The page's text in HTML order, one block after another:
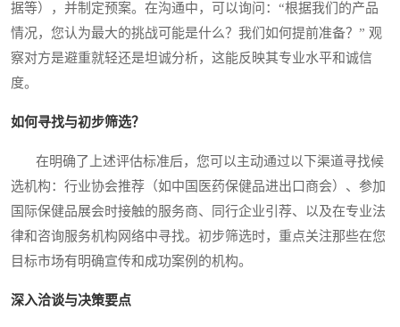
据等），并制定预案。在沟通中，可以询问：“根据我们的产品
情况，您认为最大的挑战可能是什么？我们如何提前准备？” 观
察对方是避重就轻还是坦诚分析，这能反映其专业水平和诚信
度。
如何寻找与初步筛选？
在明确了上述评估标准后，您可以主动通过以下渠道寻找候
选机构：行业协会推荐（如中国医药保健品进出口商会）、参加
国际保健品展会时接触的服务商、同行企业引荐、以及在专业法
律和咨询服务机构网络中寻找。初步筛选时，重点关注那些在您
目标市场有明确宣传和成功案例的机构。
深入洽谈与决策要点